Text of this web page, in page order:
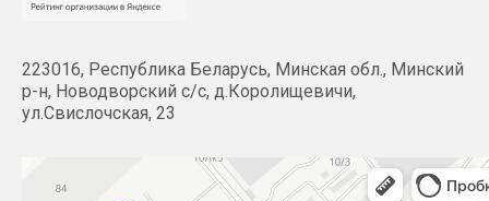
223016, Республика Беларусь, Минская обл., Минский
р-н, Новодворский с/с, д.Королищевичи,
ул.Свислочская, 23